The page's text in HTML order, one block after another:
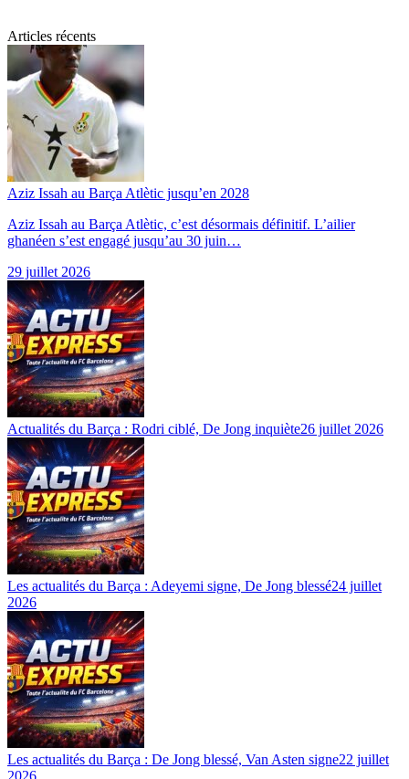
Articles récents
Aziz Issah au Barça Atlètic jusqu’en 2028
Aziz Issah au Barça Atlètic, c’est désormais définitif. L’ailier
ghanéen s’est engagé jusqu’au 30 juin…
29 juillet 2026
Actualités du Barça : Rodri ciblé, De Jong inquiète26 juillet 2026
Les actualités du Barça : Adeyemi signe, De Jong blessé24 juillet
2026
Les actualités du Barça : De Jong blessé, Van Asten signe22 juillet
2026